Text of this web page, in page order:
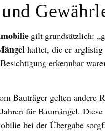
gilt grundsätzlich:
haftet, die er
erkennbar
Bauträger gelten andere
für Baumängel.
bei der Übergabe